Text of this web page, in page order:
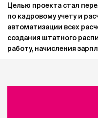
Целью проекта стал
по кадровому учету и
автоматизации всех
создания штатного
работу, начисления